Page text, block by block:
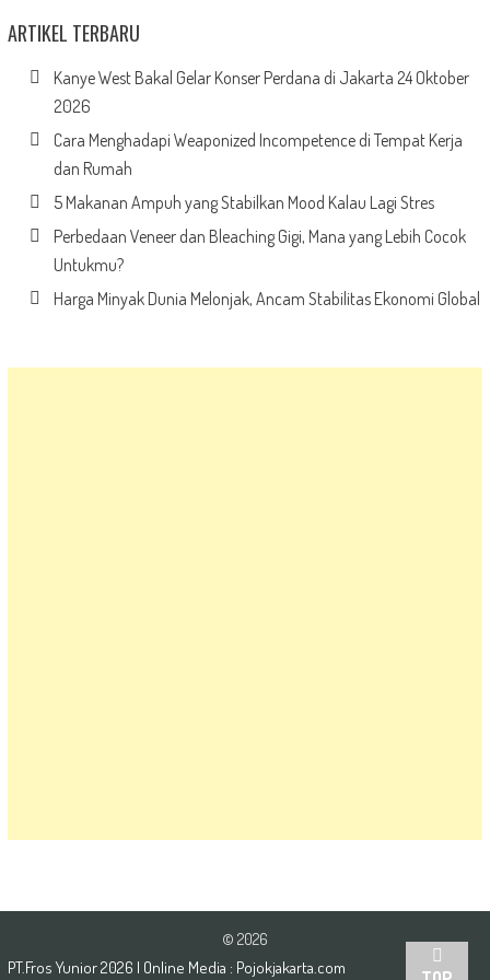
ARTIKEL TERBARU
Kanye West Bakal Gelar Konser Perdana di Jakarta 24 Oktober
2026
Cara Menghadapi Weaponized Incompetence di Tempat Kerja
dan Rumah
5 Makanan Ampuh yang Stabilkan Mood Kalau Lagi Stres
Perbedaan Veneer dan Bleaching Gigi, Mana yang Lebih Cocok
Untukmu?
Harga Minyak Dunia Melonjak, Ancam Stabilitas Ekonomi Global
© 2026
PT.Fros Yunior2026 | Online Media : Pojokjakarta.com